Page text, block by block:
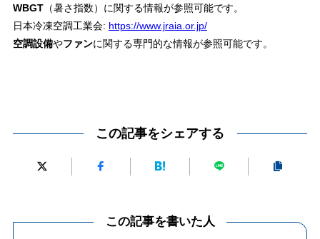
WBGT（暑さ指数）に関する情報が参照可能です。
日本冷凍空調工業会: https://www.jraia.or.jp/
空調設備やファンに関する専門的な情報が参照可能です。
この記事をシェアする
この記事を書いた人